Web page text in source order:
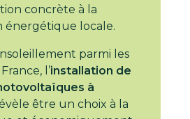
concrète à la
énergétique locale.
parmi les
l’installation de
à
être un choix à la